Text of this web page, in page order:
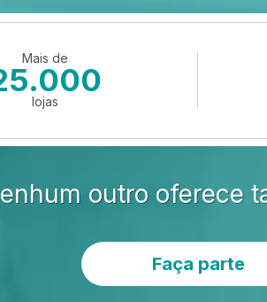
Mais de
lojas
outro oferece
Faça parte